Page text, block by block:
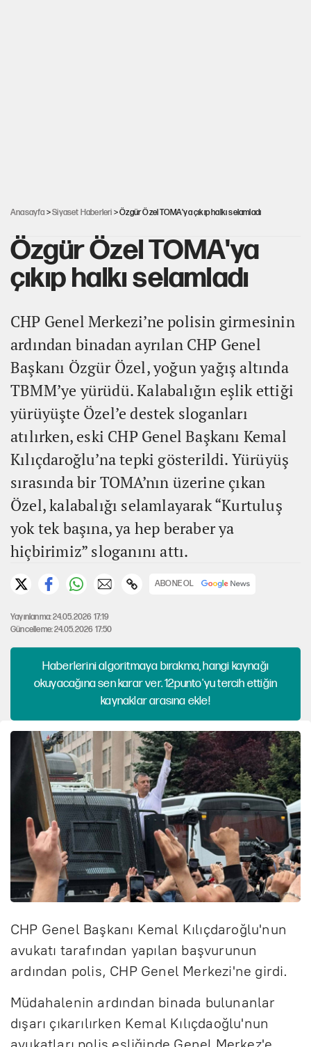
Anasayfa >Siyaset Haberleri > Özgür Özel TOMA'ya çıkıp halkı selamladı
Özgür Özel TOMA'ya
çıkıp halkı selamladı
CHP Genel Merkezi’ne polisin girmesinin
ardından binadan ayrılan CHP Genel
Başkanı Özgür Özel, yoğun yağış altında
TBMM’ye yürüdü. Kalabalığın eşlik ettiği
yürüyüşte Özel’e destek sloganları
atılırken, eski CHP Genel Başkanı Kemal
Kılıçdaroğlu’na tepki gösterildi. Yürüyüş
sırasında bir TOMA’nın üzerine çıkan
Özel, kalabalığı selamlayarak “Kurtuluş
yok tek başına, ya hep beraber ya
hiçbirimiz” sloganını attı.
ABONE OL
Yayınlanma: 24.05.2026 17:19
Güncelleme: 24.05.2026 17:50
Haberlerini algoritmaya bırakma, hangi kaynağı
okuyacağına sen karar ver. 12punto'yu tercih ettiğin
kaynaklar arasına ekle!
CHP Genel Başkanı Kemal Kılıçdaroğlu'nun
avukatı tarafından yapılan başvurunun
ardından polis, CHP Genel Merkezi'ne girdi.
Müdahalenin ardından binada bulunanlar
dışarı çıkarılırken Kemal Kılıçdaoğlu'nun